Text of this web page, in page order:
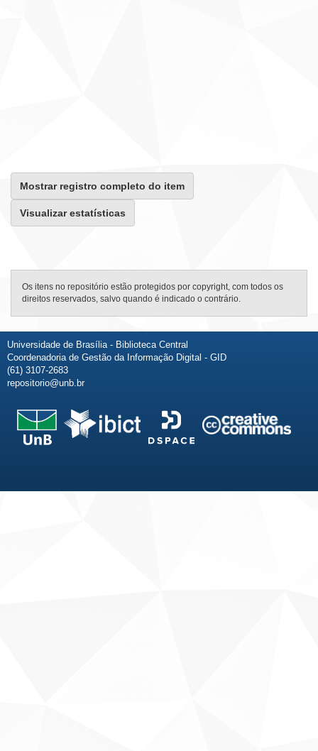
Mostrar registro completo do item
Visualizar estatísticas
Os itens no repositório estão protegidos por copyright, com todos os
direitos reservados, salvo quando é indicado o contrário.
Universidade de Brasília - Biblioteca Central
Coordenadoria de Gestão da Informação Digital - GID
(61) 3107-2683
repositorio@unb.br